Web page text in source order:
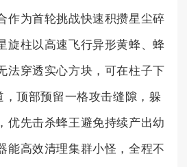
作为首轮挑战快速积攒星尘碎
旋柱以高速飞行异形黄蜂、蜂
法穿透实心方块，可在柱子下
顶部预留一格攻击缝隙，躲
优先击杀蜂王避免持续产出幼
能高效清理集群小怪，全程不